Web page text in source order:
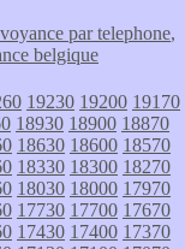
voyance par telephone,
belgique
19230 19200 19170
18930 18900 18870
18630 18600 18570
18330 18300 18270
18030 18000 17970
17730 17700 17670
17430 17400 17370